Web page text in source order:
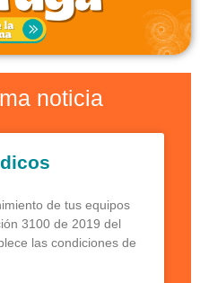
noticia
de tus equipos
3100 de 2019 del
las condiciones de